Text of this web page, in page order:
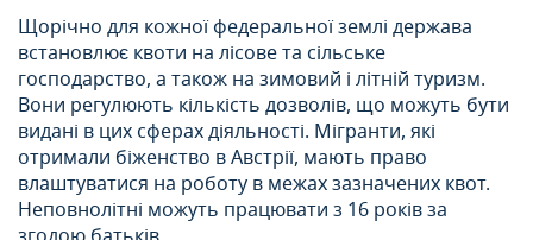
Щорічно для кожної федеральної землі держава
встановлює квоти на лісове та сільське
господарство, а також на зимовий і літній туризм.
Вони регулюють кількість дозволів, що можуть бути
видані в цих сферах діяльності. Мігранти, які
отримали біженство в Австрії, мають право
влаштуватися на роботу в межах зазначених квот.
Неповнолітні можуть працювати з 16 років за